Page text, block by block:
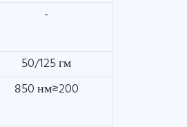
-
50/125 гм
850 нм≥200